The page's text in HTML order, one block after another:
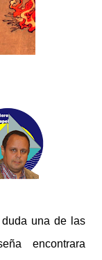
una de las
encontrara